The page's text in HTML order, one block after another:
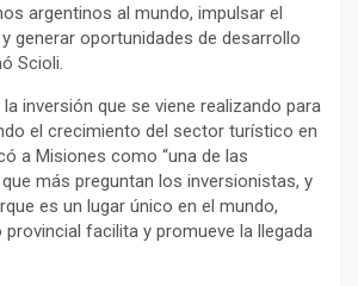
argentinos al mundo, impulsar el
generar oportunidades de desarrollo
Scioli.
inversión que se viene realizando para
el crecimiento del sector turístico en
a Misiones como “una de las
más preguntan los inversionistas, y
es un lugar único en el mundo,
provincial facilita y promueve la llegada